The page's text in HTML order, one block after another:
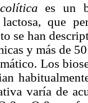
es un
lactosa, que
se han
y más de
Los
varía de